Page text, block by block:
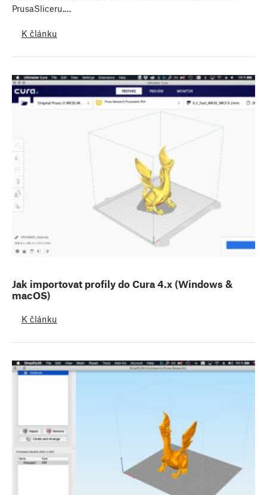
PrusaSliceru.…
K článku
Jak importovat profily do Cura 4.x (Windows &
macOS)
K článku